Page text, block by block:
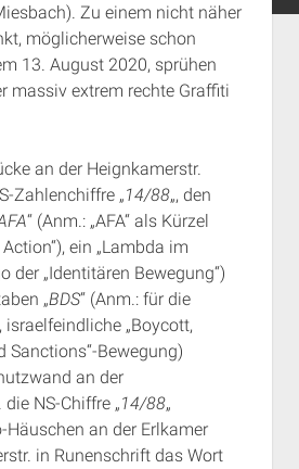
Aktuelles
Termine
open
dropdown
menu
Termine im Süden
Termine im Süden
Termine München
Chronologie
menu
e. V. unterstützen
Über a.i.d.a.
Twitter & Facebook
Bibliothek
& PGP-Key
Impressum
Zu einem nicht näher
möglicherweise schon
13. August 2020, sprühen
massiv extrem rechte Graffiti
an der Heignkamerstr.
Zahlenchiffre „14/88„, den
“ (Anm.: „AFA“ als Kürzel
ein „Lambda im
der „Identitären Bewegung“)
„BDS“ (Anm.: für die
„Boycott,
Sanctions“-Bewegung)
an der
NS-Chiffre „14/88„
Häuschen an der Erlkamer
in Runenschrift das Wort